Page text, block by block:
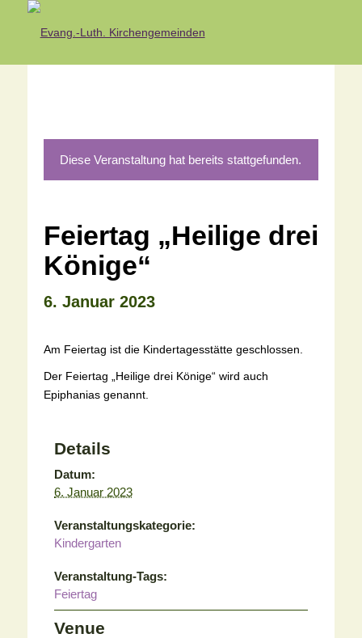
Diese Veranstaltung hat bereits stattgefunden.
Feiertag „Heilige drei
Könige“
6. Januar 2023
Am Feiertag ist die Kindertagesstätte geschlossen.
Der Feiertag „Heilige drei Könige“ wird auch
Epiphanias genannt.
Details
Datum:
6. Januar 2023
Veranstaltungskategorie:
Kindergarten
Veranstaltung-Tags:
Feiertag
Venue